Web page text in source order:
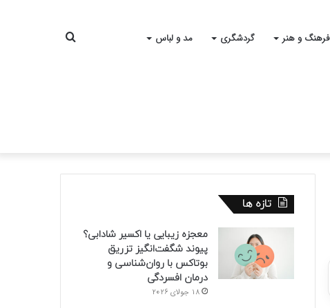
فرهنگ و هنر گردشگری مد و لباس جستجو
تازه ها
معجزه زیبایی یا اکسیر شادابی؟
پیوند شگفت‌انگیز تزریق
بوتاکس با روان‌شناسی و
درمان افسردگی
18 جولای 2026